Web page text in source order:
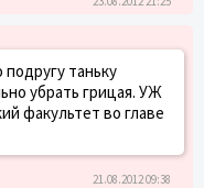
таньку
убрать грицая. УЖ
факультет во главе
21.08.2012 09:38